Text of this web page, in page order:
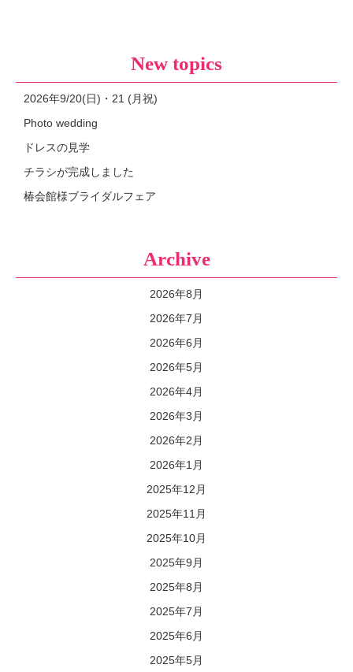
New topics
2026年9/20(日)・21 (月祝)
Photo wedding
ドレスの見学
チラシが完成しました
椿会館様ブライダルフェア
Archive
2026年8月
2026年7月
2026年6月
2026年5月
2026年4月
2026年3月
2026年2月
2026年1月
2025年12月
2025年11月
2025年10月
2025年9月
2025年8月
2025年7月
2025年6月
2025年5月